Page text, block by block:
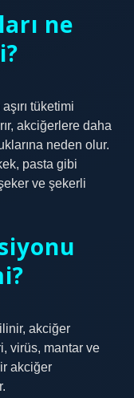
ne
tüketimi
akciğerlere daha
neden olur.
pasta gibi
ve şekerli
akciğer
virüs, mantar ve
akciğer